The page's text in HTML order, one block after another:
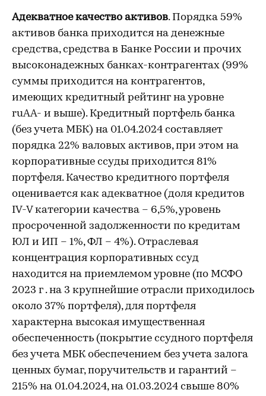
Адекватное качество активов. Порядка 59%
активов банка приходится на денежные
средства, средства в Банке России и прочих
высоконадежных банках-контрагентах (99%
суммы приходится на контрагентов,
имеющих кредитный рейтинг на уровне
ruAA- и выше). Кредитный портфель банка
(без учета МБК) на 01.04.2024 составляет
порядка 22% валовых активов, при этом на
корпоративные ссуды приходится 81%
портфеля. Качество кредитного портфеля
оценивается как адекватное (доля кредитов
IV-V категории качества – 6,5%, уровень
просроченной задолженности по кредитам
ЮЛ и ИП – 1%, ФЛ – 4%). Отраслевая
концентрация корпоративных ссуд
находится на приемлемом уровне (по МСФО
2023 г . на 3 крупнейшие отрасли приходилось
около 37% портфеля), для портфеля
характерна высокая имущественная
обеспеченность (покрытие ссудного портфеля
без учета МБК обеспечением без учета залога
ценных бумаг, поручительств и гарантий –
215% на 01.04.2024, на 01.03.2024 свыше 80%